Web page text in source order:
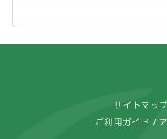
サイトマップ
ご利用ガイド